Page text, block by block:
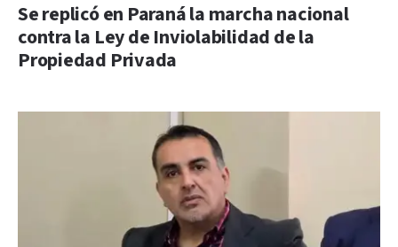
Se replicó en Paraná la marcha nacional
contra la Ley de Inviolabilidad de la
Propiedad Privada